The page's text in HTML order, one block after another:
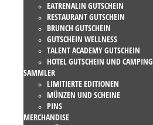
EATRENALIN GUTSCHEIN
RESTAURANT GUTSCHEIN
BRUNCH GUTSCHEIN
GUTSCHEIN WELLNESS
TALENT ACADEMY GUTSCHEIN
HOTEL GUTSCHEIN UND CAMPING
SAMMLER
LIMITIERTE EDITIONEN
MÜNZEN UND SCHEINE
PINS
MERCHANDISE